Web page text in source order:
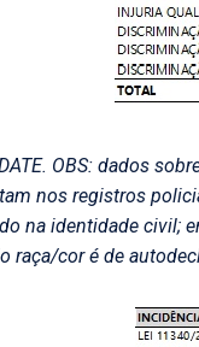
OBS: dados
nos registros
na identidade civil;
raça/cor é de